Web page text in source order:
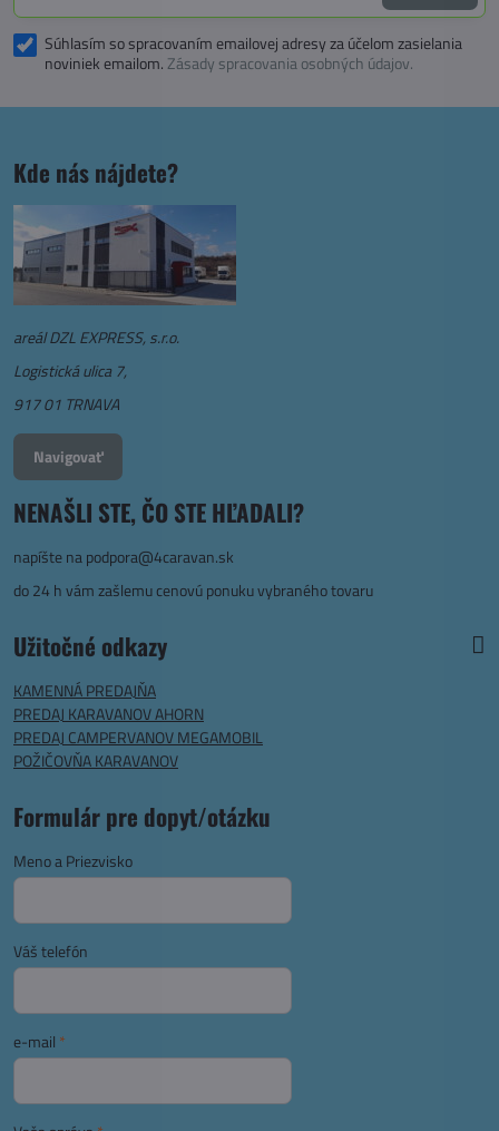
Súhlasím so spracovaním emailovej adresy za účelom zasielania
noviniek emailom.Zásady spracovania osobných údajov.
Kde nás nájdete?
areál DZL EXPRESS, s.r.o.
Logistická ulica 7,
917 01 TRNAVA
Navigovať
NENAŠLI STE, ČO STE HĽADALI?
napíšte napodpora@4caravan.sk
do 24 h vám zašlemu cenovú ponuku vybraného tovaru
Užitočné odkazy
KAMENNÁ PREDAJŇA
PREDAJ KARAVANOV AHORN
PREDAJ CAMPERVANOV MEGAMOBIL
POŽIČOVŇA KARAVANOV
Formulár pre dopyt/otázku
Meno a Priezvisko
Váš telefón
e-mail *